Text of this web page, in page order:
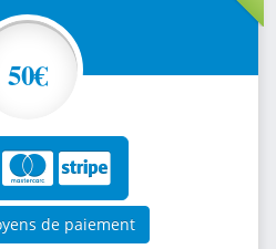
50€
de paiement